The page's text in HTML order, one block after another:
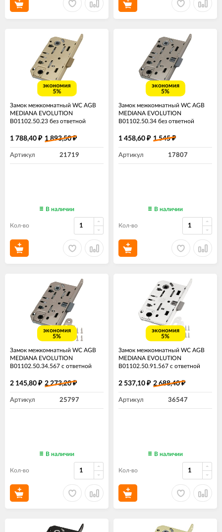
экономия
5%
Замок межкомнатный WC AGB
MEDIANA EVOLUTION
B01102.50.23 без ответной
1 788,40 ₽ 1 893,50₽
Артикул 21719
В наличии
Кол-во
экономия
5%
Замок межкомнатный WC AGB
MEDIANA EVOLUTION
B01102.50.34 без ответной
1 458,60 ₽ 1 545₽
Артикул 17807
В наличии
Кол-во
экономия
5%
Замок межкомнатный WC AGB
MEDIANA EVOLUTION
B01102.50.34.567 с ответной
хром
2 145,80 ₽ 2 273,20₽
Артикул 25797
В наличии
Кол-во
экономия
5%
Замок межкомнатный WC AGB
MEDIANA EVOLUTION
B01102.50.91.567 с ответной
2 537,10 ₽ 2 688,40₽
Артикул 36547
В наличии
Кол-во